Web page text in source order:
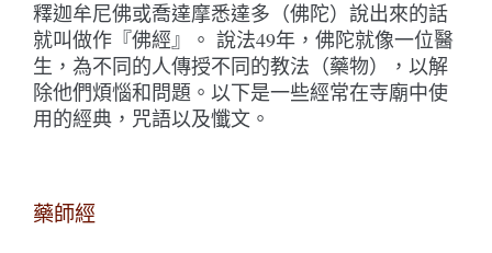
釋迦牟尼佛或喬達摩悉達多（佛陀）說出來的話
就叫做作『佛經』。 說法49年，佛陀就像一位醫
生，為不同的人傳授不同的教法（藥物），以解
除他們煩惱和問題。以下是一些經常在寺廟中使
用的經典，咒語以及懺文。
藥師經